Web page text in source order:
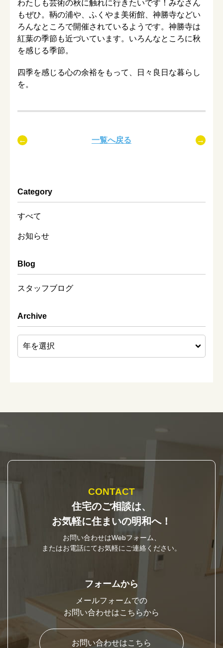
わたしも芸術の秋に触れに行きたいです！みなさん
もぜひ。鞆の浦や、ふくやま美術館、神勝寺などい
ろんなところで開催されているようです。神勝寺は
紅葉の季節も近づいています。いろんなところに秋
を感じる季節。
四季を感じる心の余裕をもって、日々良日な暮らし
を。
一覧へ戻る
Category
すべて
お知らせ
Blog
スタッフブログ
Archive
CONTACT
住宅のご相談は、
お気軽に住まいの明和へ！
お問い合わせはWebフォーム、
またはお電話にてお気軽にご連絡ください。
フォームから
メールフォームでの
お問い合わせはこちらから
お問い合わせはこちら